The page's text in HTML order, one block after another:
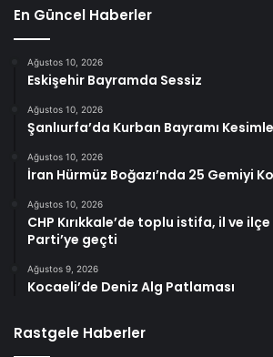
En Güncel Haberler
Ağustos 10, 2026
Eskişehir Bayramda Sessiz
Ağustos 10, 2026
Şanlıurfa’da Kurban Bayramı
Ağustos 10, 2026
İran Hürmüz Boğazı’nda 25 Gemiyi
Ağustos 10, 2026
CHP Kırıkkale’de toplu istifa, il ve ilçe
Parti’ye geçti
Ağustos 9, 2026
Kocaeli’de Deniz Alg Patlaması
Rastgele Haberler